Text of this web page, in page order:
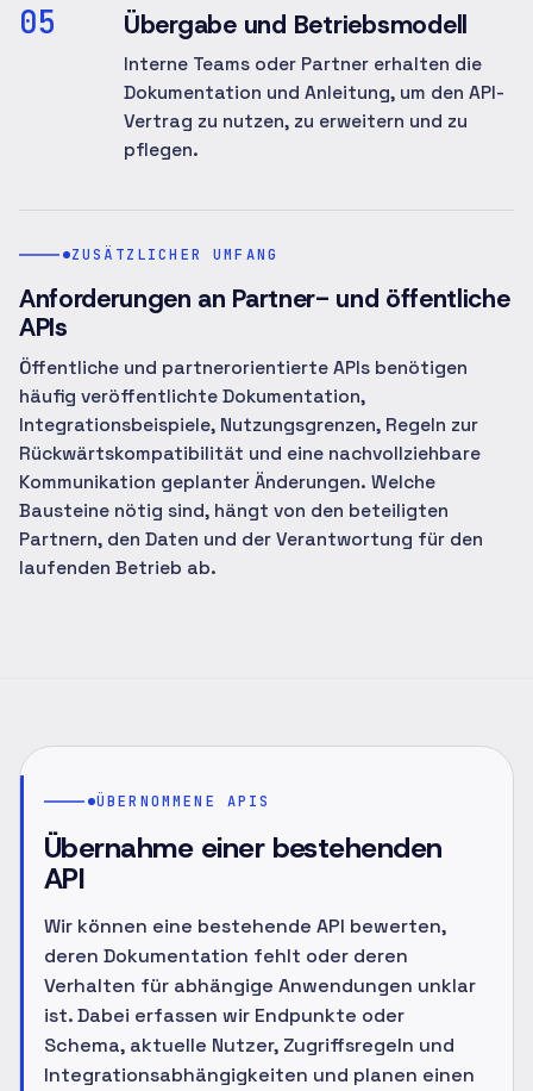
05 Übergabe und Betriebsmodell
Interne Teams oder Partner erhalten die
Dokumentation und Anleitung, um den API-
Vertrag zu nutzen, zu erweitern und zu
pflegen.
ZUSÄTZLICHER UMFANG
Anforderungen an Partner- und öffentliche
APIs
Öffentliche und partnerorientierte APIs benötigen
häufig veröffentlichte Dokumentation,
Integrationsbeispiele, Nutzungsgrenzen, Regeln zur
Rückwärtskompatibilität und eine nachvollziehbare
Kommunikation geplanter Änderungen. Welche
Bausteine nötig sind, hängt von den beteiligten
Partnern, den Daten und der Verantwortung für den
laufenden Betrieb ab.
ÜBERNOMMENE APIS
Übernahme einer bestehenden
API
Wir können eine bestehende API bewerten,
deren Dokumentation fehlt oder deren
Verhalten für abhängige Anwendungen unklar
ist. Dabei erfassen wir Endpunkte oder
Schema, aktuelle Nutzer, Zugriffsregeln und
Integrationsabhängigkeiten und planen einen